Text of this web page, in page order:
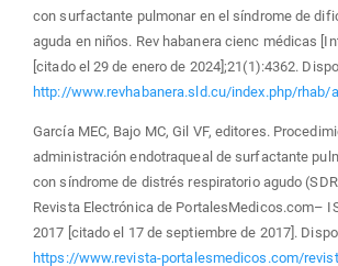
con surfactante pulmonar en el síndrome de
aguda en niños. Rev habanera cienc médicas
[citado el 29 de enero de 2024];21(1):4362.
http://www.revhabanera.sld.cu/index.php/
García MEC, Bajo MC, Gil VF, editores.
administración endotraqueal de surfactante
con síndrome de distrés respiratorio agudo
Revista Electrónica de PortalesMedicos.com–
2017 [citado el 17 de septiembre de 2017].
https://www.revista-portalesmedicos.com/